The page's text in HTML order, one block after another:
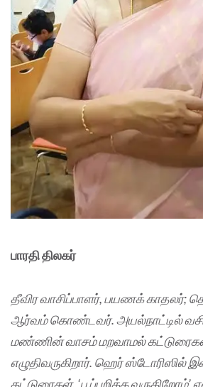
பாரதி திலகர்
தீவிர வாசிப்பாளர், பயணக் காதலர்;
ஆர்வம் கொண்டவர். அயல்நாட்டில்
மண்ணின் வாசம் மறவாமல்
எழுதிவருகிறார். ஹெர் ஸ்டோரிஸில்
கட்டுரைகள், ‘பூப்பறிக்க வருகிறோம்’